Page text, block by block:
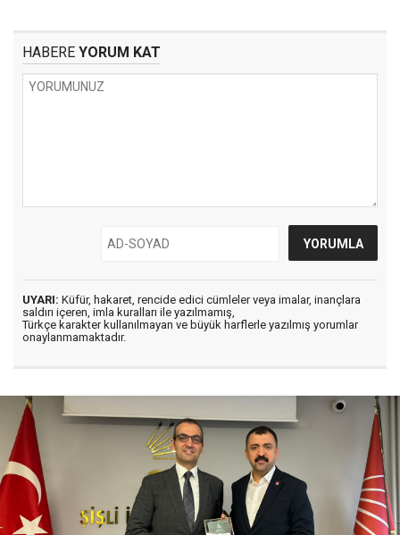
HABERE YORUM KAT
UYARI: Küfür, hakaret, rencide edici cümleler veya imalar, inançlara
saldırı içeren, imla kuralları ile yazılmamış,
Türkçe karakter kullanılmayan ve büyük harflerle yazılmış yorumlar
onaylanmamaktadır.